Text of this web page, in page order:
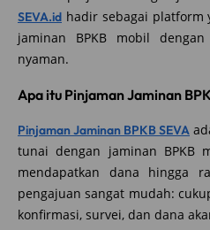
SEVA.id hadir sebagai platform
jaminan BPKB mobil
nyaman.
Apa itu Pinjaman Jaminan
Pinjaman Jaminan BPKB SEVA
tunai dengan jaminan BPKB
mendapatkan dana hingga
pengajuan sangat mudah:
konfirmasi, survei, dan dana